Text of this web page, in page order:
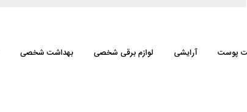
بهداشت شخصی لوازم برقی شخصی آرایشی پوست